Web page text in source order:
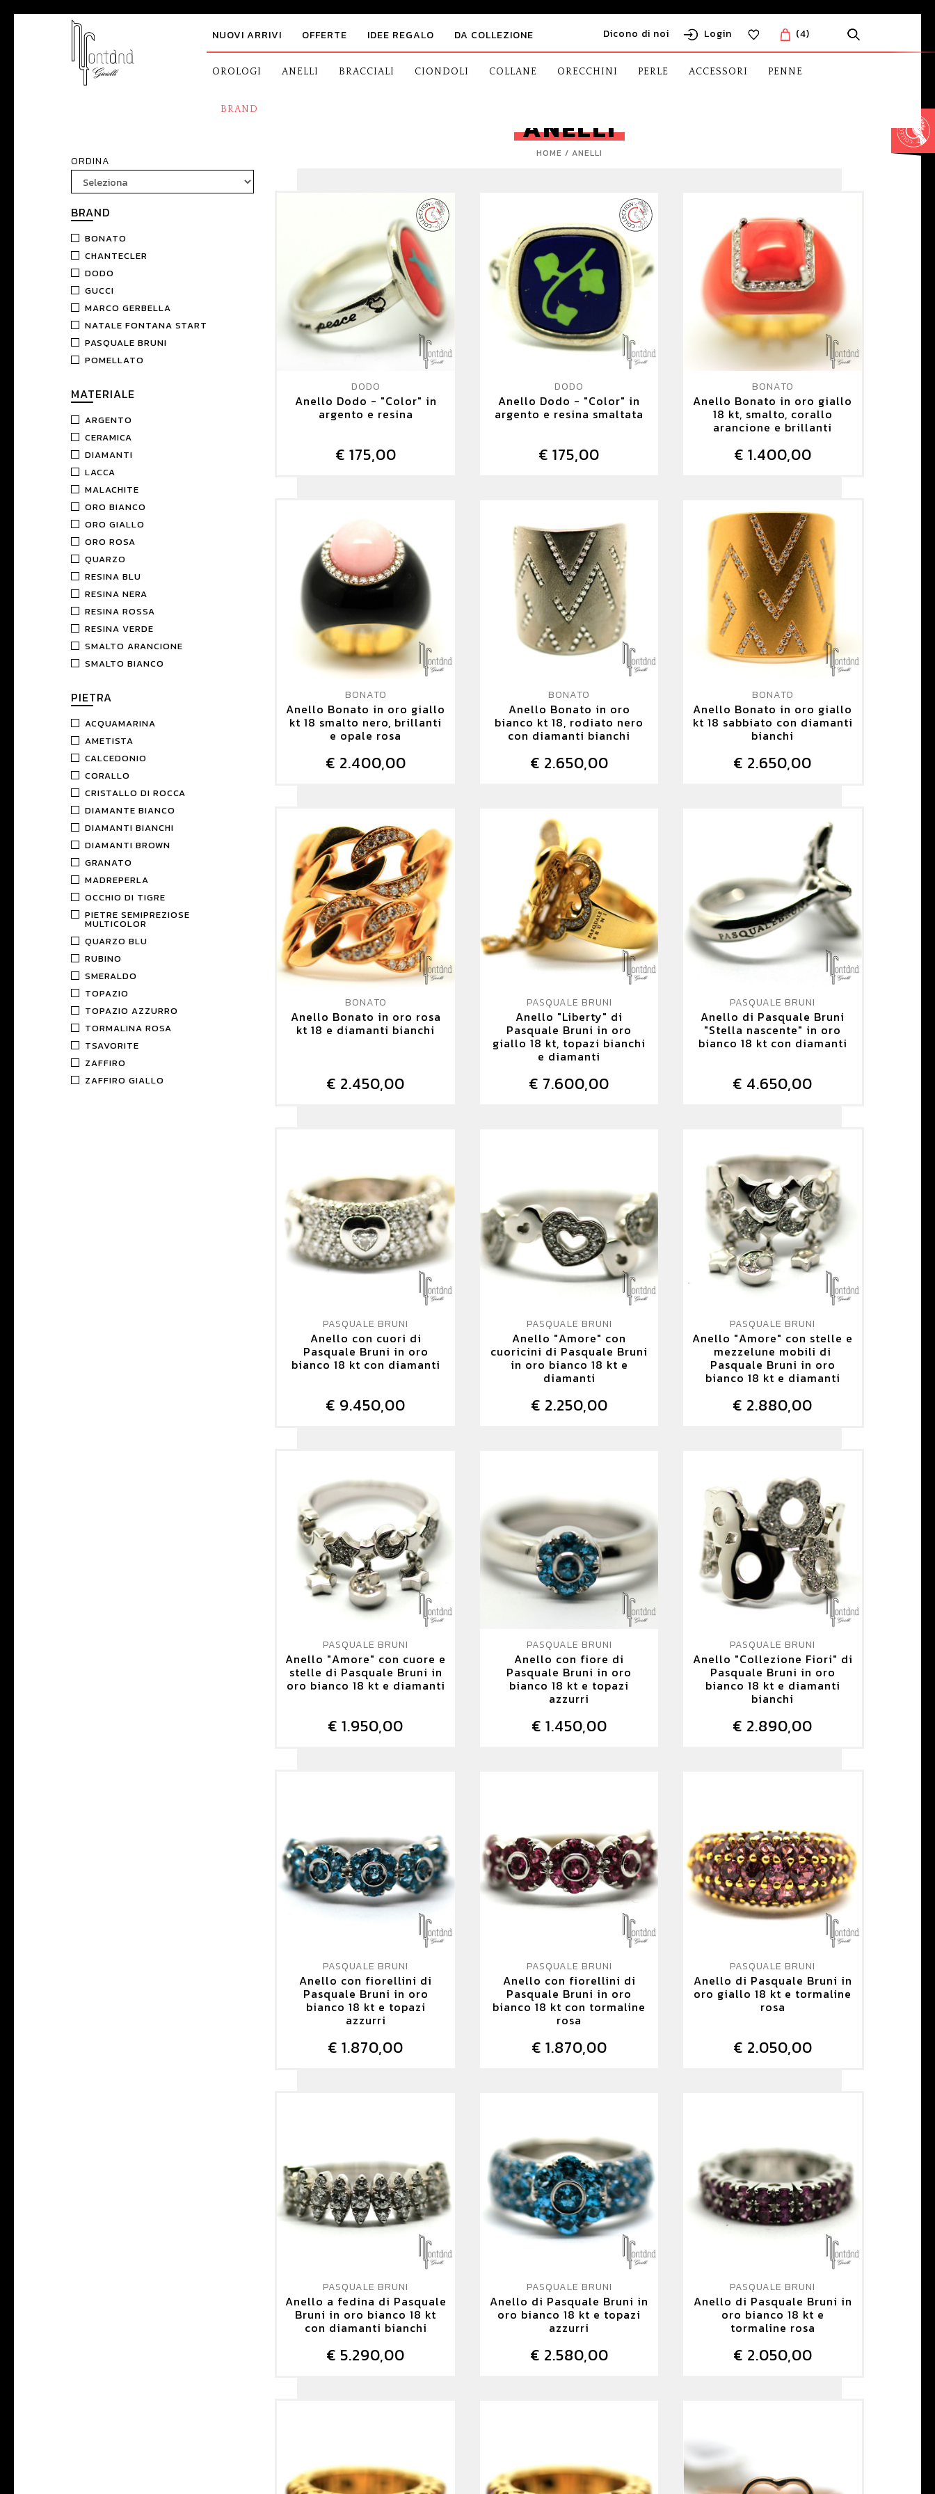
Dicono di noi Login (4)
NUOVI ARRIVI OFFERTE IDEE REGALO DA COLLEZIONE
OROLOGI ANELLI BRACCIALI CIONDOLI COLLANE ORECCHINI PERLE ACCESSORI PENNE
BRAND
ORDINA
BRAND
BONATO
CHANTECLER
DODO
GUCCI
MARCO GERBELLA
NATALE FONTANA START
PASQUALE BRUNI
POMELLATO
MATERIALE
ARGENTO
CERAMICA
DIAMANTI
LACCA
MALACHITE
ORO BIANCO
ORO GIALLO
ORO ROSA
QUARZO
RESINA BLU
RESINA NERA
RESINA ROSSA
RESINA VERDE
SMALTO ARANCIONE
SMALTO BIANCO
PIETRA
ACQUAMARINA
AMETISTA
CALCEDONIO
CORALLO
CRISTALLO DI ROCCA
DIAMANTE BIANCO
DIAMANTI BIANCHI
DIAMANTI BROWN
GRANATO
MADREPERLA
OCCHIO DI TIGRE
PIETRE SEMIPREZIOSE
MULTICOLOR
QUARZO BLU
RUBINO
SMERALDO
TOPAZIO
TOPAZIO AZZURRO
TORMALINA ROSA
TSAVORITE
ZAFFIRO
ZAFFIRO GIALLO
ANELLI
HOME ANELLI
DODO
Anello Dodo - "Color" in
argento e resina
€ 175,00
DODO
Anello Dodo - "Color" in
argento e resina smaltata
€ 175,00
BONATO
Anello Bonato in oro giallo
18 kt, smalto, corallo
arancione e brillanti
€ 1.400,00
BONATO
Anello Bonato in oro giallo
kt 18 smalto nero, brillanti
e opale rosa
€ 2.400,00
BONATO
Anello Bonato in oro
bianco kt 18, rodiato nero
con diamanti bianchi
€ 2.650,00
BONATO
Anello Bonato in oro giallo
kt 18 sabbiato con diamanti
bianchi
€ 2.650,00
BONATO
Anello Bonato in oro rosa
kt 18 e diamanti bianchi
€ 2.450,00
PASQUALE BRUNI
Anello "Liberty" di
Pasquale Bruni in oro
giallo 18 kt, topazi bianchi
e diamanti
€ 7.600,00
PASQUALE BRUNI
Anello di Pasquale Bruni
"Stella nascente" in oro
bianco 18 kt con diamanti
€ 4.650,00
PASQUALE BRUNI
Anello con cuori di
Pasquale Bruni in oro
bianco 18 kt con diamanti
€ 9.450,00
PASQUALE BRUNI
Anello "Amore" con
cuoricini di Pasquale Bruni
in oro bianco 18 kt e
diamanti
€ 2.250,00
PASQUALE BRUNI
Anello "Amore" con stelle e
mezzelune mobili di
Pasquale Bruni in oro
bianco 18 kt e diamanti
€ 2.880,00
PASQUALE BRUNI
Anello "Amore" con cuore e
stelle di Pasquale Bruni in
oro bianco 18 kt e diamanti
€ 1.950,00
PASQUALE BRUNI
Anello con fiore di
Pasquale Bruni in oro
bianco 18 kt e topazi
azzurri
€ 1.450,00
PASQUALE BRUNI
Anello "Collezione Fiori" di
Pasquale Bruni in oro
bianco 18 kt e diamanti
bianchi
€ 2.890,00
PASQUALE BRUNI
Anello con fiorellini di
Pasquale Bruni in oro
bianco 18 kt e topazi
azzurri
€ 1.870,00
PASQUALE BRUNI
Anello con fiorellini di
Pasquale Bruni in oro
bianco 18 kt con tormaline
rosa
€ 1.870,00
PASQUALE BRUNI
Anello di Pasquale Bruni in
oro giallo 18 kt e tormaline
rosa
€ 2.050,00
PASQUALE BRUNI
Anello a fedina di Pasquale
Bruni in oro bianco 18 kt
con diamanti bianchi
€ 5.290,00
PASQUALE BRUNI
Anello di Pasquale Bruni in
oro bianco 18 kt e topazi
azzurri
€ 2.580,00
PASQUALE BRUNI
Anello di Pasquale Bruni in
oro bianco 18 kt e
tormaline rosa
€ 2.050,00